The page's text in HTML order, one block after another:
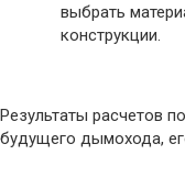
выбрать
конструкции.
Результаты расчетов
будущего дымохода,